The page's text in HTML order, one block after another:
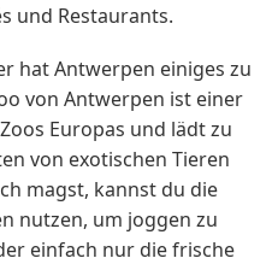
und Restaurants.
hat Antwerpen einiges zu
von Antwerpen ist einer
Europas und lädt zu
von exotischen Tieren
magst, kannst du die
nutzen, um joggen zu
einfach nur die frische